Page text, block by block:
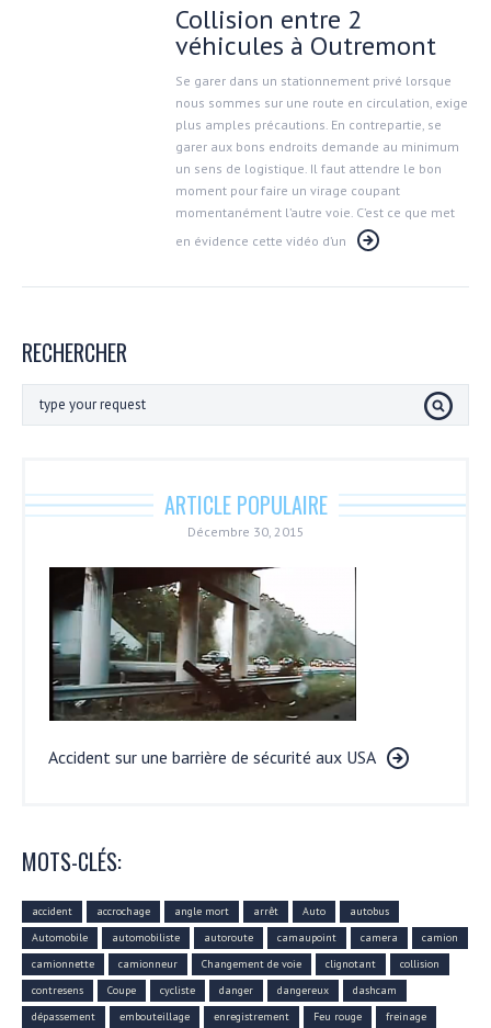
Collision entre 2
véhicules à Outremont
Se garer dans un stationnement privé lorsque
nous sommes sur une route en circulation, exige
plus amples précautions. En contrepartie, se
garer aux bons endroits demande au minimum
un sens de logistique. Il faut attendre le bon
moment pour faire un virage coupant
momentanément l’autre voie. C’est ce que met
en évidence cette vidéo d’un
RECHERCHER
ARTICLE POPULAIRE
Décembre 30, 2015
Accident sur une barrière de sécurité aux USA
MOTS-CLÉS:
accident accrochage angle mort arrêt Auto
autobus
Automobile
automobiliste autoroute camaupoint camera
camion
camionnette
camionneur Changement de voie clignotant
collision
contresens
Coupe cycliste danger dangereux
dashcam
dépassement
embouteillage enregistrement Feu rouge freinage